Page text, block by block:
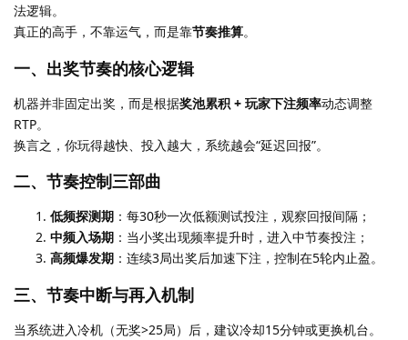
法逻辑。
真正的高手，不靠运气，而是靠节奏推算。
一、出奖节奏的核心逻辑
机器并非固定出奖，而是根据奖池累积 + 玩家下注频率动态调整
RTP。
换言之，你玩得越快、投入越大，系统越会“延迟回报”。
二、节奏控制三部曲
低频探测期 ：每30秒一次低额测试投注，观察回报间隔；
中频入场期 ：当小奖出现频率提升时，进入中节奏投注；
高频爆发期 ：连续3局出奖后加速下注，控制在5轮内止盈。
三、节奏中断与再入机制
当系统进入冷机（无奖>25局）后，建议冷却15分钟或更换机台。